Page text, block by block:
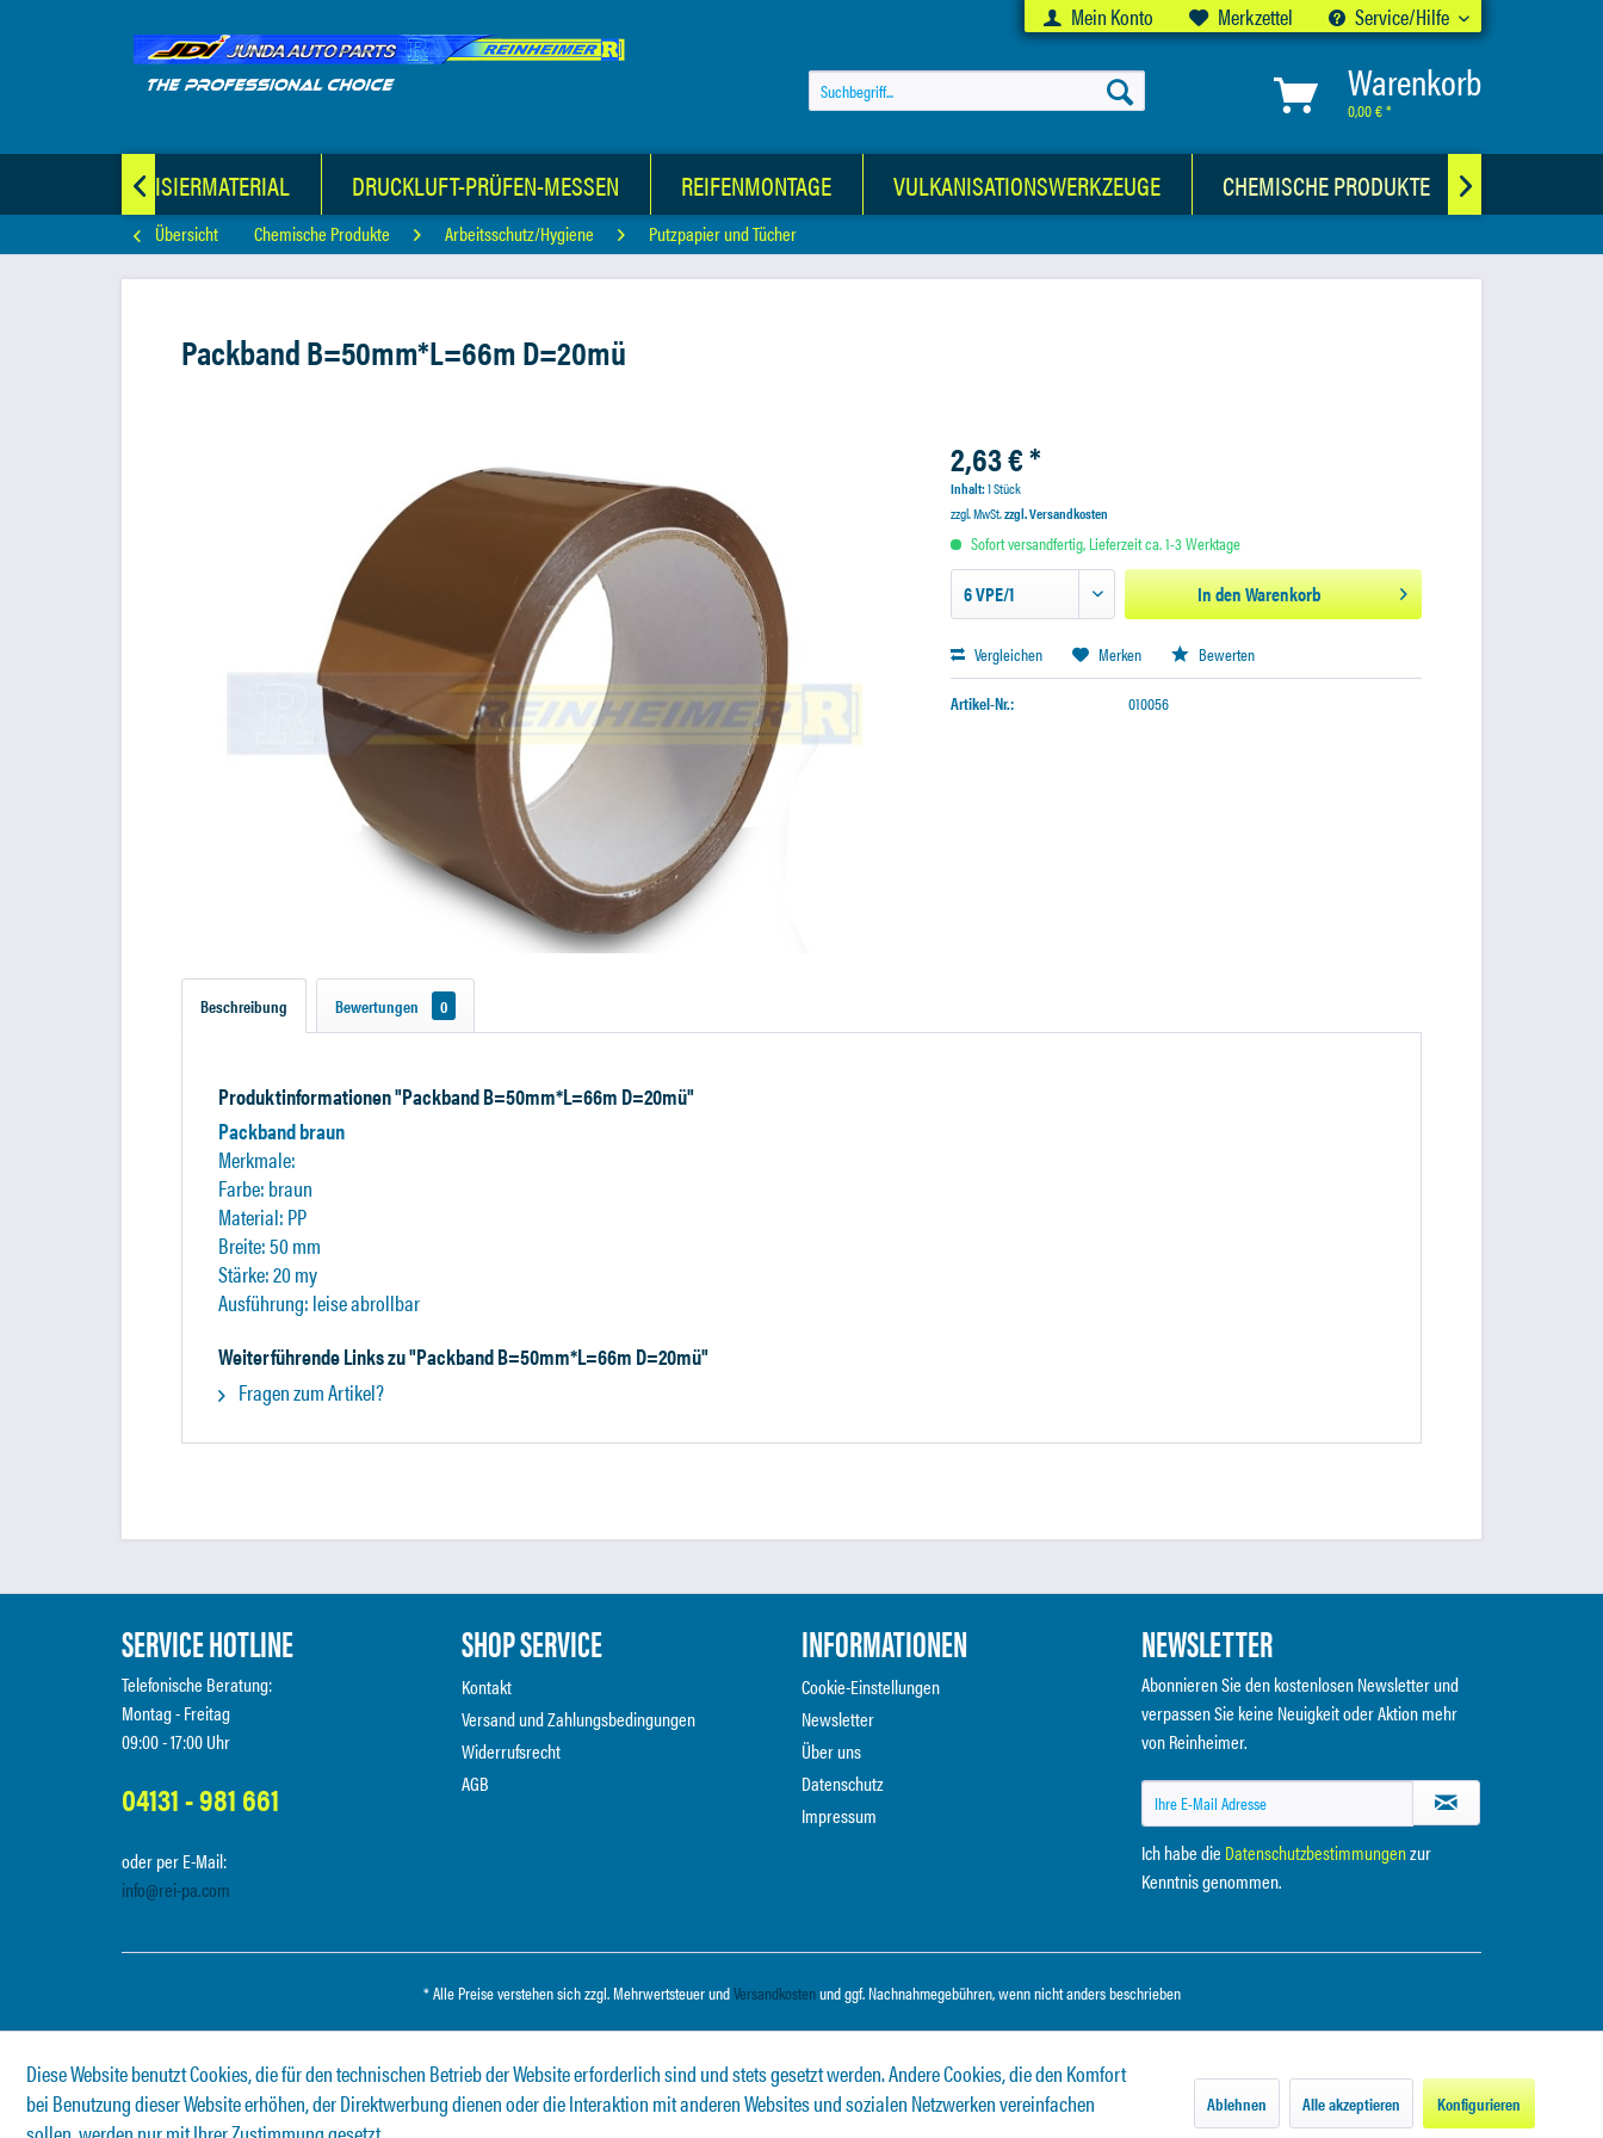
Mein Konto Merkzettel Service/Hilfe
Warenkorb
0,00 € *
VULKANISIERMATERIAL DRUCKLUFT-PRÜFEN-MESSEN REIFENMONTAGE VULKANISATIONSWERKZEUGE CHEMISCHE PRODUKTE
 
Übersicht Chemische Produkte Arbeitsschutz/Hygiene Putzpapier und Tücher
Packband B=50mm*L=66m D=20mü
2,63 € *
Inhalt:1 Stück
zzgl. MwSt.zzgl. Versandkosten
Sofort versandfertig, Lieferzeit ca. 1-3 Werktage
In denWarenkorb
Vergleichen Merken Bewerten
Artikel-Nr.: 010056
Beschreibung Bewertungen 0
Produktinformationen "Packband B=50mm*L=66m D=20mü"
Packband braun
Merkmale:
Farbe: braun
Material: PP
Breite: 50 mm
Stärke: 20 my
Ausführung: leise abrollbar
Weiterführende Links zu "Packband B=50mm*L=66m D=20mü"
Fragen zum Artikel?
SERVICE HOTLINE
Telefonische Beratung:
Montag - Freitag
09:00 - 17:00 Uhr
04131 - 981 661
oder per E-Mail:
info@rei-pa.com
SHOP SERVICE
Kontakt
Versand und Zahlungsbedingungen
Widerrufsrecht
AGB
INFORMATIONEN
Cookie-Einstellungen
Newsletter
Über uns
Datenschutz
Impressum
NEWSLETTER
Abonnieren Sie den kostenlosen Newsletter und
verpassen Sie keine Neuigkeit oder Aktion mehr
von Reinheimer.
Ich habe die Datenschutzbestimmungenzur
Kenntnis genommen.
* Alle Preise verstehen sich zzgl. Mehrwertsteuer undVersandkostenund ggf. Nachnahmegebühren, wenn nicht anders beschrieben
Diese Website benutzt Cookies, die für den technischen Betrieb der Website erforderlich sind und stets gesetzt werden. Andere Cookies, die den Komfort
bei Benutzung dieser Website erhöhen, der Direktwerbung dienen oder die Interaktion mit anderen Websites und sozialen Netzwerken vereinfachen
Ablehnen Alle akzeptieren Konfigurieren